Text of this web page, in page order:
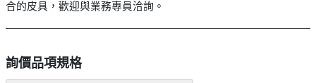
合的皮具，歡迎與業務專員洽詢。
詢價品項規格